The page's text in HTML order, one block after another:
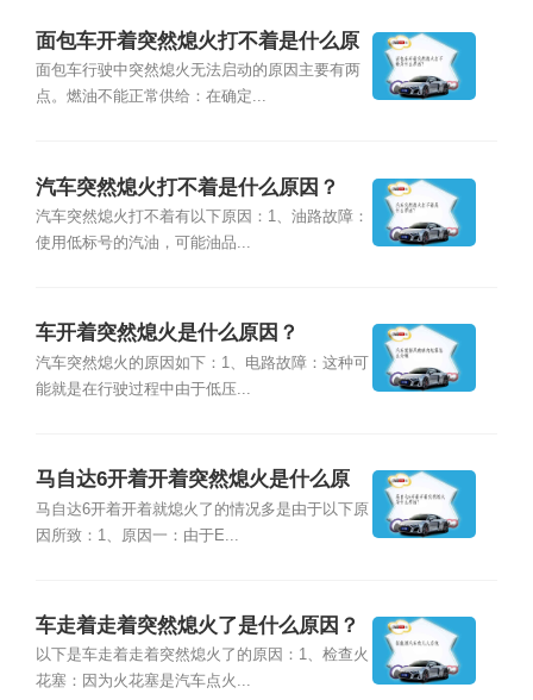
面包车开着突然熄火打不着是什么原
因？
面包车行驶中突然熄火无法启动的原因主要有两
点。燃油不能正常供给：在确定...
汽车突然熄火打不着是什么原因？
汽车突然熄火打不着有以下原因：1、油路故障：
使用低标号的汽油，可能油品...
车开着突然熄火是什么原因？
汽车突然熄火的原因如下：1、电路故障：这种可
能就是在行驶过程中由于低压...
马自达6开着开着突然熄火是什么原
因？
马自达6开着开着就熄火了的情况多是由于以下原
因所致：1、原因一：由于E...
车走着走着突然熄火了是什么原因？
以下是车走着走着突然熄火了的原因：1、检查火
花塞：因为火花塞是汽车点火...